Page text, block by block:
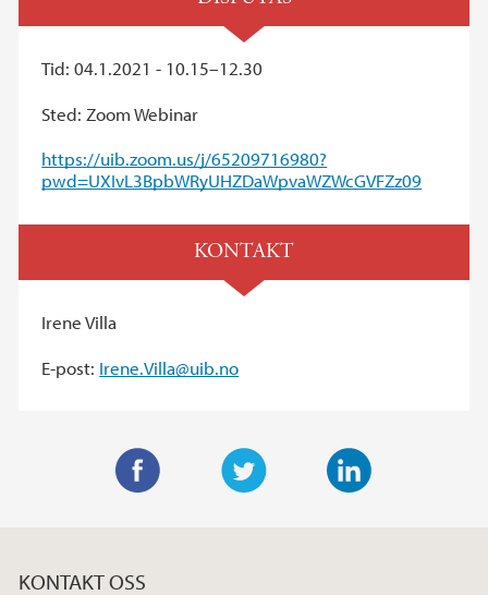
Tid: 04.1.2021 - 10.15–12.30
Sted: Zoom Webinar
https://uib.zoom.us/j/65209716980?
pwd=UXIvL3BpbWRyUHZDaWpvaWZWcGVFZz09
KONTAKT
Irene Villa
E-post: Irene.Villa@uib.no
e
KONTAKT OSS